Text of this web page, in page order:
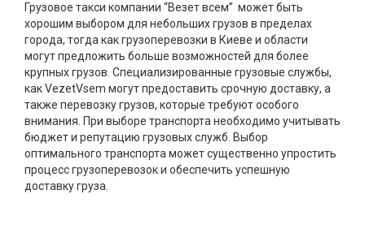
Грузовое такси компании “Везет всем” может быть
хорошим выбором для небольших грузов в пределах
города, тогда как грузоперевозки в Киеве и области
могут предложить больше возможностей для более
крупных грузов. Специализированные грузовые службы,
как VezetVsem могут предоставить срочную доставку, а
также перевозку грузов, которые требуют особого
внимания. При выборе транспорта необходимо учитывать
бюджет и репутацию грузовых служб. Выбор
оптимального транспорта может существенно упростить
процесс грузоперевозок и обеспечить успешную
доставку груза.